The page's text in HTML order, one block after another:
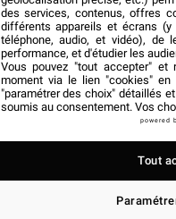
des services, contenus, offres
différents appareils et écrans (y
téléphone, audio, et vidéo), de
performance, et d'étudier les
Vous pouvez "tout accepter" et
moment via le lien "cookies" en
"paramétrer des choix" détaillés
soumis au consentement. Vos
powered
Tout